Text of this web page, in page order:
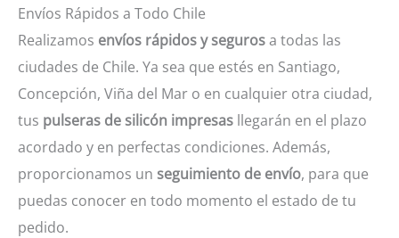
Envíos Rápidos a Todo Chile
Realizamos envíos rápidos y segurosa todas las
ciudades de Chile. Ya sea que estés en Santiago,
Concepción, Viña del Mar o en cualquier otra ciudad,
tus pulseras de silicón impresas llegarán en el plazo
acordado y en perfectas condiciones. Además,
proporcionamos un seguimiento de envío, para que
puedas conocer en todo momento el estado de tu
pedido.